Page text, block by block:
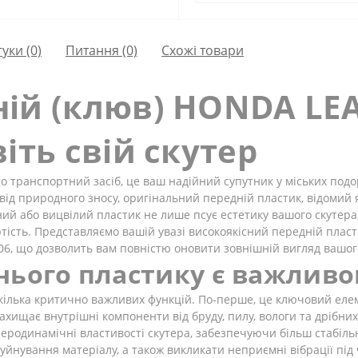
(0) Питання (0) Схожі товари
(клюв) HONDA
свій скутер
транспортний засіб, це ваш надійний супутник у міських
природного зносу, оригінальний передній пластик,
або вицвілий пластик не лише псує естетику вашого
Представляємо вашій увазі високоякісний передній
що дозволить вам повністю оновити зовнішній вигляд
пластику є
критично важливих функцій. По-перше, це ключовий
внутрішні компоненти від бруду, пилу, вологи та
властивості скутера, забезпечуючи більш
матеріалу, а також викликати неприємні вібрації